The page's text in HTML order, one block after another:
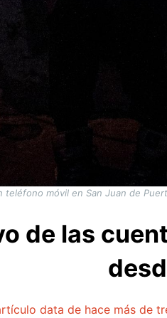
teléfono móvil en San Juan de
de las
data de hace más de